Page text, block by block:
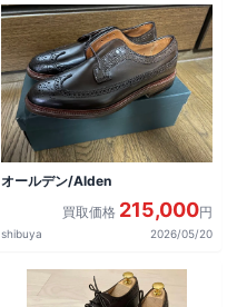
オールデン/Alden
買取価格 215,000円
shibuya 2026/05/20